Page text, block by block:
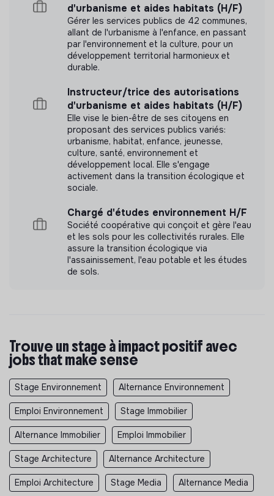
d'urbanisme et aides habitats (H/F)
Gérer les services publics de 42 communes,
allant de l'urbanisme à l'enfance, en passant
par l'environnement et la culture, pour un
développement territorial harmonieux et
durable.
Instructeur/trice des autorisations
d'urbanisme et aides habitats (H/F)
Elle vise le bien-être de ses citoyens en
proposant des services publics variés:
urbanisme, habitat, enfance, jeunesse,
culture, santé, environnement et
développement local. Elle s'engage
activement dans la transition écologique et
sociale.
Chargé d'études environnement H/F
Société coopérative qui conçoit et gère l'eau
et les sols pour les collectivités rurales. Elle
assure la transition écologique via
l'assainissement, l'eau potable et les études
de sols.
Trouve un stage à impact positif avec
jobs that make sense
Stage Environnement Alternance Environnement
Emploi Environnement Stage Immobilier
Alternance Immobilier Emploi Immobilier
Stage Architecture Alternance Architecture
Emploi Architecture Stage Media Alternance Media